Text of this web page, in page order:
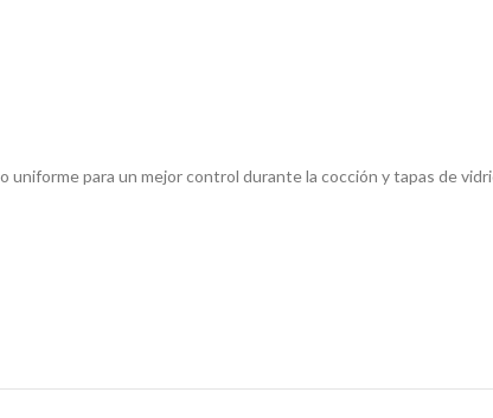
para un mejor control durante la cocción y tapas de